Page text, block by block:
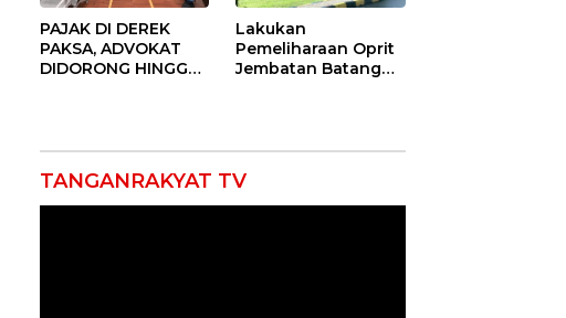
PAJAK DI DEREK
PAKSA, ADVOKAT
DIDORONG HINGGA
Ngamuk Kepung
Lakukan
Pemeliharaan Oprit
Jembatan Batang
Tol Binjai–Langsa
TANGANRAKYAT TV